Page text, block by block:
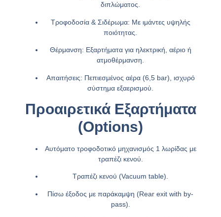
διπλώματος.
Τροφοδοσία & Σιδέρωμα: Με ιμάντες υψηλής
ποιότητας.
Θέρμανση: Εξαρτήματα για ηλεκτρική, αέριο ή
ατμοθέρμανση.
Απαιτήσεις: Πεπιεσμένος αέρα (6,5 bar), ισχυρό
σύστημα εξαερισμού.
Προαιρετικά Εξαρτήματα
(Options)
Αυτόματο τροφοδοτικό μηχανισμός 1 λωρίδας με
τραπέζι κενού.
Τραπέζι κενού (Vacuum table).
Πίσω έξοδος με παράκαμψη (Rear exit with by-
pass).